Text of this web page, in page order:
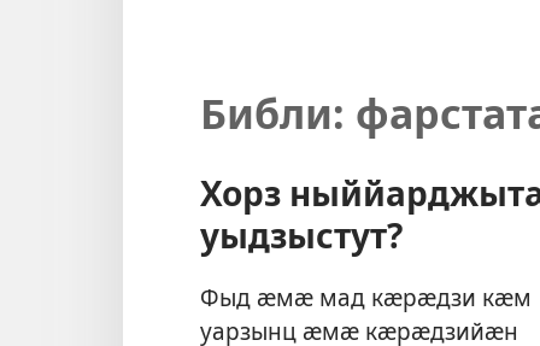
Библи:
Хорз
уыдзыстут?
Фыд ӕмӕ мад кӕрӕдзи кӕм
уарзынц ӕмӕ кӕрӕдзийӕн